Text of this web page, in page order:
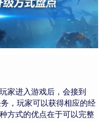
家进入游戏后，会接到
，玩家可以获得相应的经
方式的优点在于可以完整